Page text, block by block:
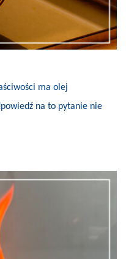
ma olej
na to pytanie nie